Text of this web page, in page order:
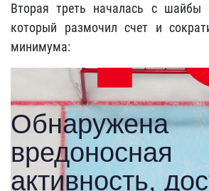
Вторая треть началась с шайбы
который размочил счет и
минимума: